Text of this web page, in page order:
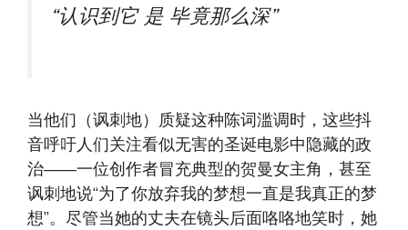
“认识到它 是 毕竟那么深”
当他们（讽刺地）质疑这种陈词滥调时，这些抖
音呼吁人们关注看似无害的圣诞电影中隐藏的政
治——一位创作者冒充典型的贺曼女主角，甚至
讽刺地说“为了你放弃我的梦想一直是我真正的梦
想”。尽管当她的丈夫在镜头后面咯咯地笑时，她